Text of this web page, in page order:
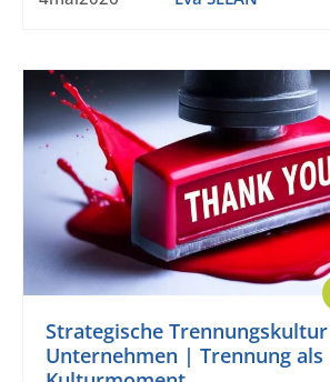
Strategische
Unternehmen | Trennung als